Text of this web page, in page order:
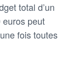
total d’un
peut
fois toutes